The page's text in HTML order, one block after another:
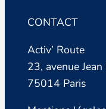
CONTACT
Activ’ Route
23, avenue
75014 Paris